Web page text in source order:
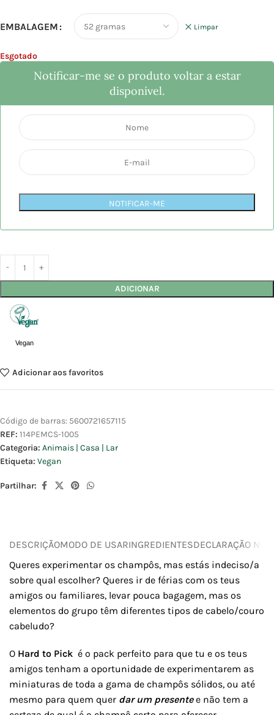
EMBALAGEM Limpar
Esgotado
Notificar-me se o produto voltar a estar
disponível.
NOTIFICAR-ME
ADICIONAR
Vegan
Adicionar aos favoritos
Código de barras: 5600721657115
REF: 114PEMCS-1005
Categoria: Animais | Casa | Lar
Etiqueta: Vegan
Partilhar:
DESCRIÇÃOMODO DE USARINGREDIENTESDECLARAÇÃO
Queres experimentar os champôs, mas estás indeciso/a
sobre qual escolher? Queres ir de férias com os teus
amigos ou familiares, levar pouca bagagem, mas os
elementos do grupo têm diferentes tipos de cabelo/couro
cabeludo?
O Hard to Pick é o pack perfeito para que tu e os teus
amigos tenham a oportunidade de experimentarem as
miniaturas de toda a gama de champôs sólidos, ou até
mesmo para quem quer dar um presentee não tem a